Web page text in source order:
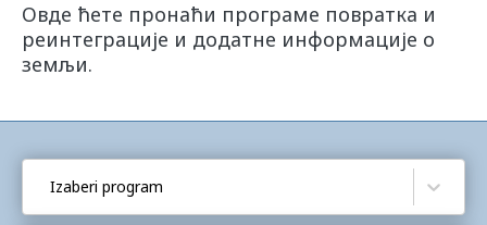
Програми
ретурн програми
Припрема за повратак
Централна служба за информације о помоћи при
повратку (ZIRF) - информације и саветовање
Овде ћете пронаћи програме повратка и
реинтеграције и додатне информације о
земљи.
Izaberi program